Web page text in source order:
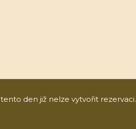
den již nelze vytvořit rezervaci.